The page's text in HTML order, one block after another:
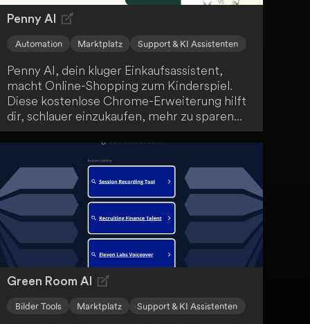
Penny AI
Automation Marktplatz Support & KI Assistenten
Penny AI, dein kluger Einkaufsassistent,
macht Online-Shopping zum Kinderspiel.
Diese kostenlose Chrome-Erweiterung hilft
dir, schlauer einzukaufen, mehr zu sparen
und informierte Kaufentscheidungen zu
treffen. Mit Funktionen wie Preisvergleich,
Entdeckung ähnlicher Artikel und
automatisierter Vor- und Nachteile-Analyse
optimiert Penny AI dein Online-
Einkaufserlebnis und unterstützt dich dabei,
die besten Angebote zu finden und
Überzahlungen zu vermeiden.
Green Room AI
Bilder Tools Marktplatz Support & KI Assistenten